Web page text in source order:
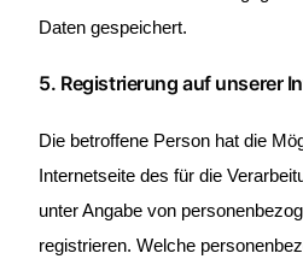
Daten gespeichert.
5. Registrierung auf unserer
Die betroffene Person hat die
Internetseite des für die
unter Angabe von
registrieren. Welche